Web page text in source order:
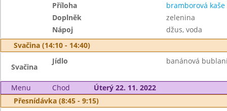
Příloha
bramborová kaše
Doplněk
zelenina
Nápoj
džus, voda
Svačina (14:10 - 14:40)
Svačina
Jídlo banánová
Menu Chod
Úterý 22. 11. 2022
Přesnídávka (8:45 - 9:15)